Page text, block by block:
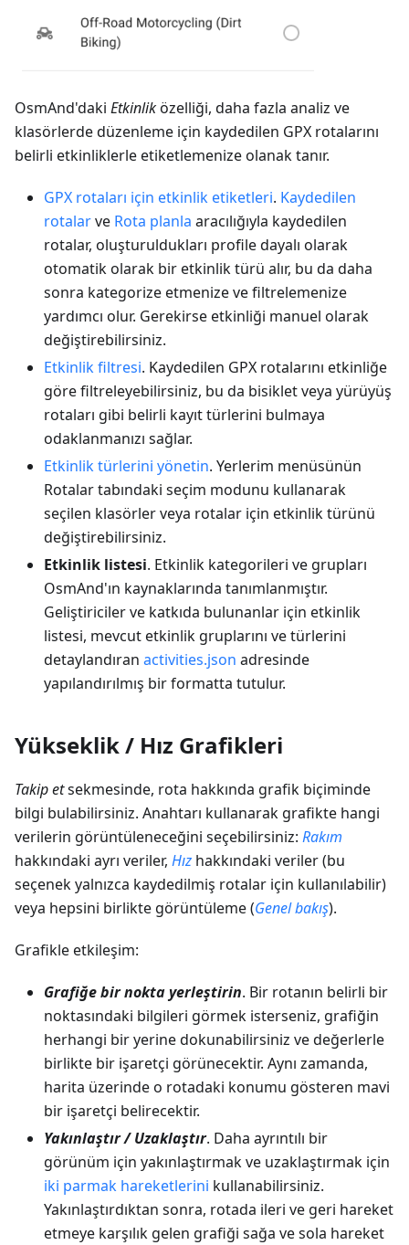
OsmAnd'daki Etkinliközelliği, daha fazla analiz ve
klasörlerde düzenleme için kaydedilen GPX rotalarını
belirli etkinliklerle etiketlemenize olanak tanır.
GPX rotaları için etkinlik etiketleri. Kaydedilen
rotalarve Rota planla aracılığıyla kaydedilen
rotalar, oluşturuldukları profile dayalı olarak
otomatik olarak bir etkinlik türü alır, bu da daha
sonra kategorize etmenize ve filtrelemenize
yardımcı olur. Gerekirse etkinliği manuel olarak
değiştirebilirsiniz.
Etkinlik filtresi. Kaydedilen GPX rotalarını etkinliğe
göre filtreleyebilirsiniz, bu da bisiklet veya yürüyüş
rotaları gibi belirli kayıt türlerini bulmaya
odaklanmanızı sağlar.
Etkinlik türlerini yönetin. Yerlerim menüsünün
Rotalar tabındaki seçim modunu kullanarak
seçilen klasörler veya rotalar için etkinlik türünü
değiştirebilirsiniz.
Etkinlik listesi. Etkinlik kategorileri ve grupları
OsmAnd'ın kaynaklarında tanımlanmıştır.
Geliştiriciler ve katkıda bulunanlar için etkinlik
listesi, mevcut etkinlik gruplarını ve türlerini
detaylandıran activities.json adresinde
yapılandırılmış bir formatta tutulur.
Yükseklik / Hız Grafikleri
Takip etsekmesinde, rota hakkında grafik biçiminde
bilgi bulabilirsiniz. Anahtarı kullanarak grafikte hangi
verilerin görüntüleneceğini seçebilirsiniz: Rakım
hakkındaki ayrı veriler, Hız hakkındaki veriler (bu
seçenek yalnızca kaydedilmiş rotalar için kullanılabilir)
veya hepsini birlikte görüntüleme (Genel bakış).
Grafikle etkileşim:
Grafiğe bir nokta yerleştirin. Bir rotanın belirli bir
noktasındaki bilgileri görmek isterseniz, grafiğin
herhangi bir yerine dokunabilirsiniz ve değerlerle
birlikte bir işaretçi görünecektir. Aynı zamanda,
harita üzerinde o rotadaki konumu gösteren mavi
bir işaretçi belirecektir.
Yakınlaştır / Uzaklaştır. Daha ayrıntılı bir
görünüm için yakınlaştırmak ve uzaklaştırmak için
iki parmak hareketlerini kullanabilirsiniz.
Yakınlaştırdıktan sonra, rotada ileri ve geri hareket
etmeye karşılık gelen grafiği sağa ve sola hareket